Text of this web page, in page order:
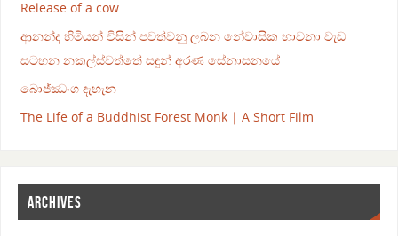
Release of a cow
ආනන්ද හිමියන් විසින් පවත්වනු ලබන නේවාසික භාවනා වැඩ
සටහන නකල්ස්වත්තේ සඳුන් අරණ සේනාසනයේ
බොජ්ඣංග දැහැන
The Life of a Buddhist Forest Monk | A Short Film
ARCHIVES